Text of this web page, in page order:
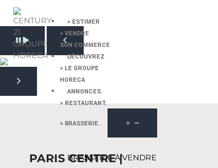
> ESTIMER
> VENDRE
SON COMMERCE
DÉCOUVREZ
> LE GROUPE
HORECA
ANNONCES.
> RESTAURANT.
> BRASSERIE.
BRASSERIE À VENDRE
Pause slide rotation
Resume slide rotation
Previous slide
Next slide
PARIS CENTRE |